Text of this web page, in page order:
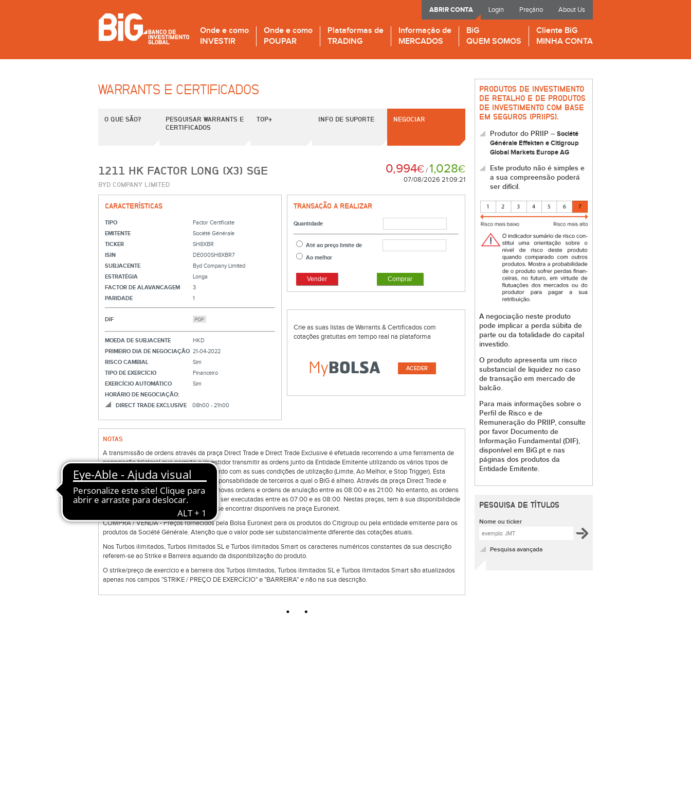
Login Preçário About Us
ABRIR CONTA
Onde e como
INVESTIR
Onde e como
POUPAR
Plataformas de
TRADING
Informação de
MERCADOS
BiG
QUEM SOMOS
Cliente BiG
MINHA CONTA
WARRANTS E CERTIFICADOS
O QUE SÃO?
PESQUISAR WARRANTS E
CERTIFICADOS
TOP+ INFO DE SUPORTE NEGOCIAR
1211 HK FACTOR LONG (X3) SGE
BYD COMPANY LIMITED
0,994€/1,028€
07/08/2026 21:09:21
CARACTERÍSTICAS
TIPO
Factor Certificate
EMITENTE
Société Générale
TICKER
SH8XBR
ISIN
DE000SH8XBR7
SUBJACENTE
Byd Company Limited
ESTRATÉGIA
Longa
FACTOR DE ALAVANCAGEM
3
PARIDADE
1
DIF
MOEDA DE SUBJACENTE
HKD
PRIMEIRO DIA DE NEGOCIAÇÃO 21-04-2022
RISCO CAMBIAL
Sim
TIPO DE EXERCÍCIO
Financeiro
EXERCÍCIO AUTOMÁTICO
Sim
HORÁRIO DE NEGOCIAÇÃO:
DIRECT TRADE EXCLUSIVE
08h00 - 21h00
TRANSAÇÃO A REALIZAR
Quantidade
Até ao preço limite de
Ao melhor
Vender Comprar
Crie as suas listas de Warrants & Certificados com
cotações gratuitas em tempo real na plataforma
ACEDER
NOTAS
A transmissão de ordens através da praça Direct Trade e Direct Trade Exclusive é efetuada recorrendo a uma ferramenta de
negociação bilateral que permite o investidor transmitir as ordens junto da Entidade Emitente utilizando os vários tipos de
ordens disponíveis na ferramenta de acordo com as suas condições de utilização (Limite, Ao Melhor, e Stop Trigger). Esta
ferramenta e a sua manutenção é da responsabilidade de terceiros a qual o BiG é alheio. Através da praça Direct Trade e
Direct Trade Exclusive poderá transmitir novas ordens e ordens de anulação entre as 08:00 e as 21:00. No entanto, as ordens
colocadas em sessões anteriores podem ser executadas entre as 07:00 e as 08:00. Nestas praças, tem à sua disponibilidade
uma gama de produtos que podem não se encontrar disponíveis na praça Euronext.
COMPRA / VENDA - Preços fornecidos pela Bolsa Euronext para os produtos do Citigroup ou pela entidade emitente para os
produtos da Société Générale. Atenção que o valor pode ser substancialmente diferente das cotações atuais.
Nos Turbos ilimitados, Turbos ilimitados SL e Turbos ilimitados Smart os caracteres numéricos constantes da sua descrição
referem-se ao Strike e Barreira aquando da disponibilização do produto.
O strike/preço de exercício e a barreira dos Turbos ilimitados, Turbos ilimitados SL e Turbos ilimitados Smart são atualizados
apenas nos campos "STRIKE / PREÇO DE EXERCÍCIO" e "BARREIRA" e não na sua descrição.
PRODUTOS DE INVESTIMENTO
DE RETALHO E DE PRODUTOS
DE INVESTIMENTO COM BASE
EM SEGUROS (PRIIPS).
Produtor do PRIIP – Société
Générale Effekten e Citigroup
Global Markets Europe AG
Este produto não é simples e
a sua compreensão poderá
ser difícil.
A negociação neste produto
pode implicar a perda súbita de
parte ou da totalidade do capital
investido.
O produto apresenta um risco
substancial de liquidez no caso
de transação em mercado de
balcão.
Para mais informações sobre o
Perfil de Risco e de
Remuneração do PRIIP, consulte
por favor Documento de
Informação Fundamental (DIF),
disponível em BiG.pt e nas
páginas dos produtos da
Entidade Emitente.
PESQUISA DE TÍTULOS
Nome ou ticker
Pesquisa avançada